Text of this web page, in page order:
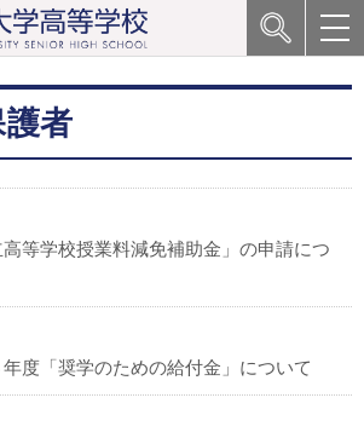
者
高等学校授業料減免補助金」の申請につ
年度「奨学のための給付金」について